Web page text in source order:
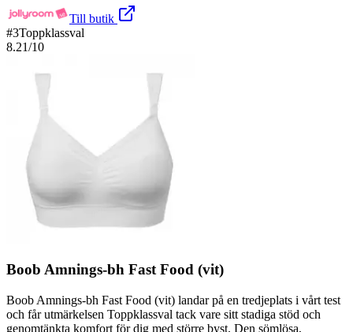
Till butik
#3Toppklassval
8.21/10
Boob Amnings-bh Fast Food (vit)
Boob Amnings-bh Fast Food (vit) landar på en tredjeplats i vårt test
och får utmärkelsen Toppklassval tack vare sitt stadiga stöd och
genomtänkta komfort för dig med större byst. Den sömlösa,